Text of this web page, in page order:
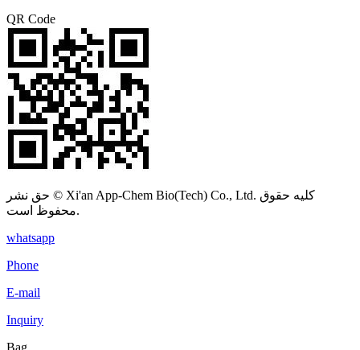
QR Code
حق نشر © Xi'an App-Chem Bio(Tech) Co., Ltd. کلیه حقوق
محفوظ است.
whatsapp
Phone
E-mail
Inquiry
Bag